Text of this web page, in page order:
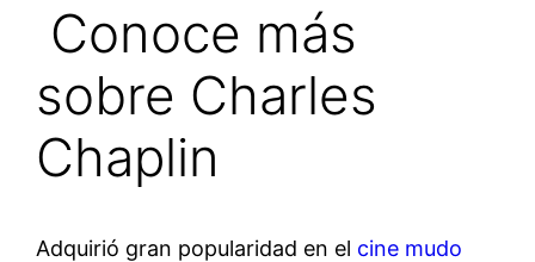
Conoce más
sobre Charles
Chaplin
Adquirió gran popularidad en el cine mudo